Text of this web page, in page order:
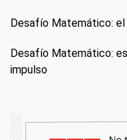
Desafío Matemático:
Desafío Matemático:
impulso